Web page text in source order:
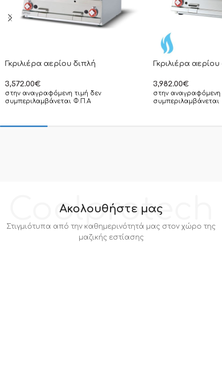
Γκριλιέρα αερίου διπλή
3,572.00€
στην αναγραφόμενη τιμή δεν
συμπεριλαμβάνεται Φ.Π.Α
Γκριλιέρα αερίου
3,982.00€
στην αναγραφόμενη
Coolprotech
Ακολουθήστε μας
Στιγμιότυπα από την καθημερινότητά μας στον χώρο της
μαζικής εστίασης